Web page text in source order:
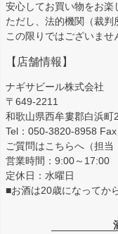
安心してお買い物をお楽
ただし、法的機関（裁
この限りではございませ
【店舗情報】
ナギサビール株式会社
〒649-2211
和歌山県西牟婁郡白浜町
Tel：050-3820-8958
ご質問はこちらへ（担当
営業時間：9:00～17:00
定休日：水曜日
■お酒は20歳になってか